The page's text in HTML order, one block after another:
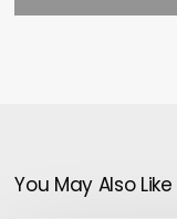
You May Also Like